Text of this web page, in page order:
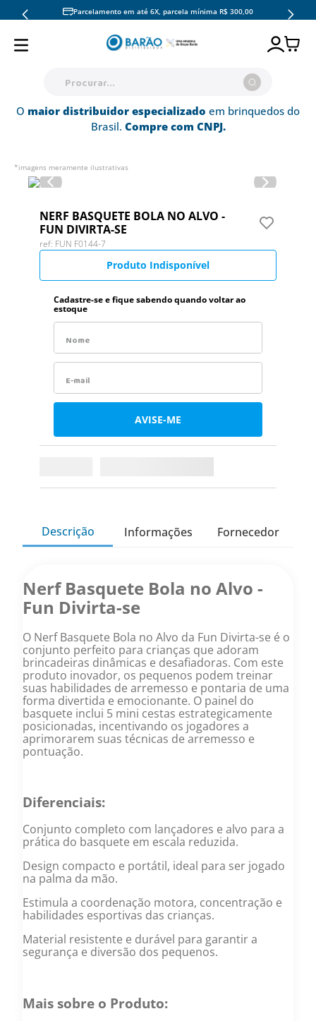
Parcelamento em até 6X, parcela mínima R$ 300,00
O maior distribuidor especializado em brinquedos do
Brasil. Compre com CNPJ.
*imagens meramente ilustrativas
NERF BASQUETE BOLA NO ALVO -
FUN DIVIRTA-SE
: FUN F0144-7
Descrição Informações Fornecedor
Nerf Basquete Bola no Alvo -
Fun Divirta-se
O Nerf Basquete Bola no Alvo da Fun Divirta-se é o
conjunto perfeito para crianças que adoram
brincadeiras dinâmicas e desafiadoras. Com este
produto inovador, os pequenos podem treinar
suas habilidades de arremesso e pontaria de uma
forma divertida e emocionante. O painel do
basquete inclui 5 mini cestas estrategicamente
posicionadas, incentivando os jogadores a
aprimorarem suas técnicas de arremesso e
pontuação.
Diferenciais:
Conjunto completo com lançadores e alvo para a
prática do basquete em escala reduzida.
Design compacto e portátil, ideal para ser jogado
na palma da mão.
Estimula a coordenação motora, concentração e
habilidades esportivas das crianças.
Material resistente e durável para garantir a
segurança e diversão dos pequenos.
Mais sobre o Produto:
TERMOS MAIS BUSCADOS
º
pokemon
mattel
fun
fun divirta-